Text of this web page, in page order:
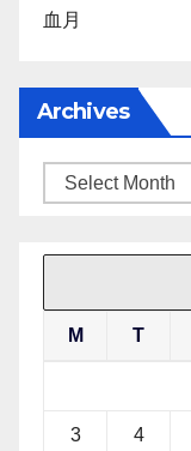
血月
Archives
Archives
M T
3 4